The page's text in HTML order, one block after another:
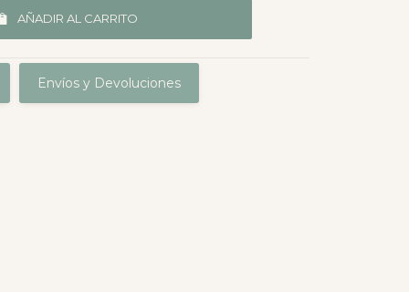
AÑADIR AL CARRITO
Envíos y Devoluciones